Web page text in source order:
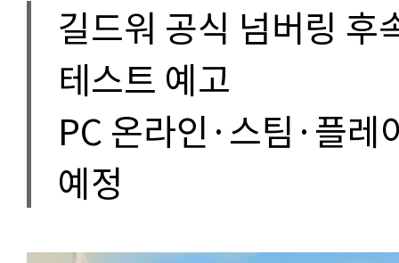
길드워 공식 넘버링
테스트 예고
PC 온라인·스팀·플
예정